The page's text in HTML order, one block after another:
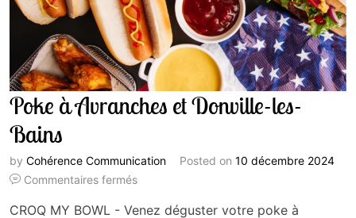
Poke à Avranches et Donville-les-
Bains
by Cohérence Communication Posted on 10 décembre 2024
Commentaires fermés
CROQ MY BOWL - Venez déguster votre poke à